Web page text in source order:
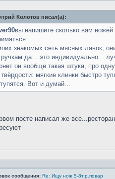
Колотов писал(а):
вы напишите сколько вам
знакомых сеть мясных лавок,
да... это индивидуально...
он вообще такая штука, про
мягкие клинки быстро
Вот и думай...
посте написал же
сообщения: Re: Ищу нож.5-8т.р.повар